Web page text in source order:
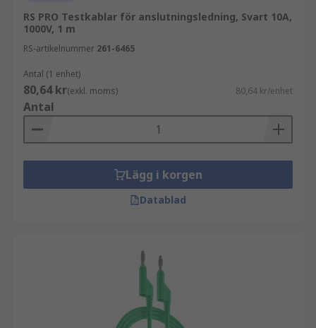
RS PRO Testkablar för anslutningsledning, Svart 10A,
1000V, 1 m
RS-artikelnummer 261-6465
Antal (1 enhet)
80,64 kr(exkl. moms) 80,64 kr/enhet
Antal
Lägg i korgen
Datablad